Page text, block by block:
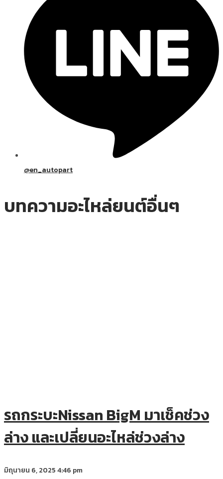
@en_autopart
บทความอะไหล่ยนต์อื่นๆ
รถกระบะNissan BigM มาเช็คช่วง
ล่าง และเปลี่ยนอะไหล่ช่วงล่าง
มิถุนายน 6, 20254:46 pm